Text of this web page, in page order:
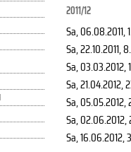
2011/12
Sa, 06.08.2011,
Sa, 22.10.2011,
Sa, 03.03.2012,
Sa, 21.04.2012,
Sa, 05.05.2012,
Sa, 02.06.2012,
Sa, 16.06.2012,